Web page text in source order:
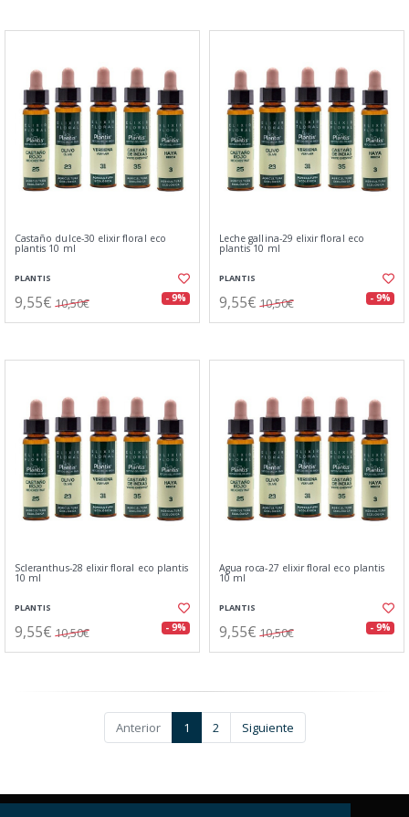
Castaño dulce-30 elixir floral eco
plantis 10 ml
PLANTIS
9,55€ 10,50€ - 9%
Leche gallina-29 elixir floral eco
plantis 10 ml
PLANTIS
9,55€ 10,50€ - 9%
Scleranthus-28 elixir floral eco plantis
10 ml
PLANTIS
9,55€ 10,50€ - 9%
Agua roca-27 elixir floral eco plantis
10 ml
PLANTIS
9,55€ 10,50€ - 9%
Anterior 1 2 Siguiente